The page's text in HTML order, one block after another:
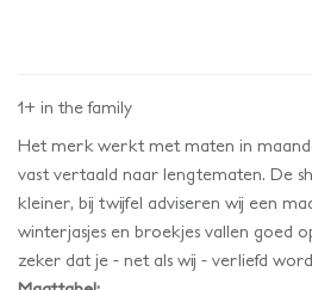
1+ in the family
Het merk werkt met maten in
vast vertaald naar lengtematen. De
kleiner, bij twijfel adviseren wij een
winterjasjes en broekjes vallen goed
zeker dat je - net als wij - verliefd